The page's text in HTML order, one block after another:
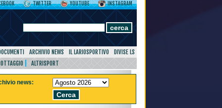
TWITTER YOUTUBE INSTAGRAM
ARCHIVIO NEWS IL LARIOSPORTIVO
DIVISE LS
ALTRISPORT
news: